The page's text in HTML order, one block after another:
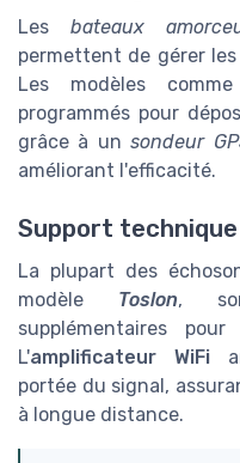
Les bateaux
permettent de gérer
Les modèles
programmés pour
grâce à unsondeur
améliorant l'efficacité.
Support
La plupart des
modèle Toslon,
supplémentaires
L'amplificateur WiFi
portée du signal,
à longue distance.